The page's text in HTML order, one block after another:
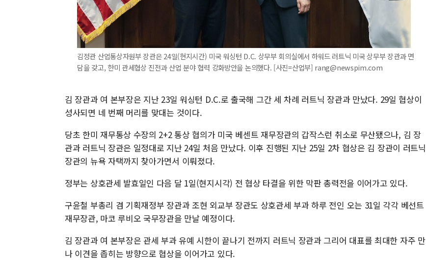
김정관 산업통상자원부 장관은 24일(현지시간) 미국 워싱턴 D.C. 상무부 회의실에서 하워드 러트닉 미국 상무부 장관과 면
담을 갖고, 한미 관세협상 진전과 산업 분야 협력 강화방안을 논의했다. [사진=산업부] rang@newspim.com
김 장관과 여 본부장은 지난 23일 워싱턴 D.C.로 출국해 그간 세 차례 러트닉 장관과 만났다. 29일 협상이
성사되면 네 번째 머리를 맞대는 것이다.
당초 한미 재무통상 수장의 2+2 통상 협의가 미국 베센트 재무장관의 갑작스런 취소로 무산됐으나, 김 장
관과 러트닉 장관은 일정대로 지난 24일 처음 만났다. 이후 진행된 지난 25일 2차 협상은 김 장관이 러트닉
장관의 뉴욕 자택까지 찾아가면서 이뤄졌다.
정부는 상호관세 발효일인 다음 달 1일(현지시각) 전 협상 타결을 위한 막판 총력전을 이어가고 있다.
구윤철 부총리 겸 기획재정부 장관과 조현 외교부 장관도 상호관세 부과 하루 전인 오는 31일 각각 베선트
재무장관, 마코 루비오 국무장관을 만날 예정이다.
김 장관과 여 본부장은 관세 부과 유예 시한이 끝나기 전까지 러트닉 장관과 그리어 대표를 최대한 자주 만
나 이견을 좁히는 방향으로 협상을 이어가고 있다.